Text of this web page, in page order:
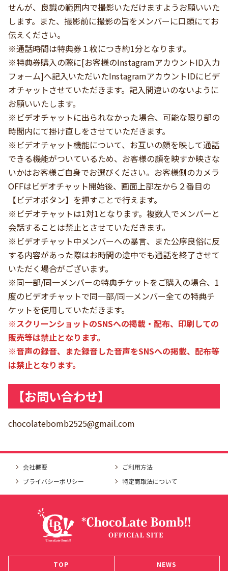
せんが、良識の範囲内で撮影いただけますようお願いいた
します。また、撮影前に撮影の旨をメンバーに口頭にてお
伝えください。
※通話時間は特典券１枚につき約1分となります。
※特典券購入の際に[お客様のInstagramアカウントID入力
フォーム]へ記入いただいたInstagramアカウントIDにビデ
オチャットさせていただきます。記入間違いのないように
お願いいたします。
※ビデオチャットに出られなかった場合、可能な限り部の
時間内にて掛け直しをさせていただきます。
※ビデオチャット機能について、お互いの顔を映して通話
できる機能がついているため、お客様の顏を映すか映さな
いかはお客様ご自身でお選びください。お客様側のカメラ
OFFはビデオチャット開始後、画面上部左から２番目の
【ビデオボタン】を押すことで行えます。
※ビデオチャットは1対1となります。複数人でメンバーと
会話することは禁止とさせていただきます。
※ビデオチャット中メンバーへの暴言、また公序良俗に反
する内容があった際はお時間の途中でも通話を終了させて
いただく場合がございます。
※同一部/同一メンバーの特典チケットをご購入の場合、1
度のビデオチャットで同一部/同一メンバー全ての特典チ
ケットを使用していただきます。
※スクリーンショットのSNSへの掲載・配布、印刷しての
販売等は禁止となります。
※音声の録音、また録音した音声をSNSへの掲載、配布等
は禁止となります。
【お問い合わせ】
chocolatebomb2525@gmail.com
会社概要
ご利用方法
プライバシーポリシー
特定商取法について
TOP NEWS